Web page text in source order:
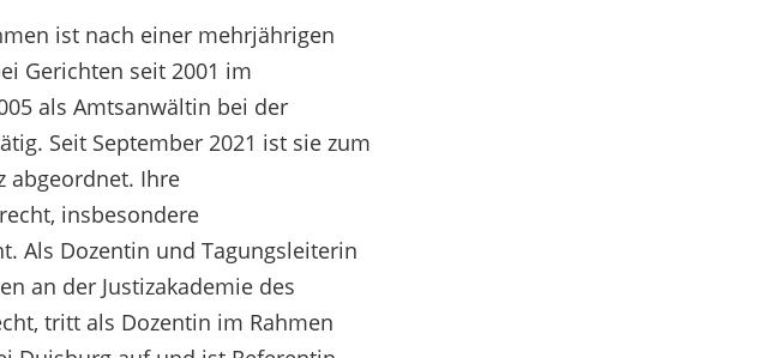
ist nach einer mehrjährigen
Gerichten seit 2001 im
als Amtsanwältin bei der
Seit September 2021 ist sie zum
abgeordnet. Ihre
insbesondere
Als Dozentin und Tagungsleiterin
an der Justizakademie des
tritt als Dozentin im Rahmen